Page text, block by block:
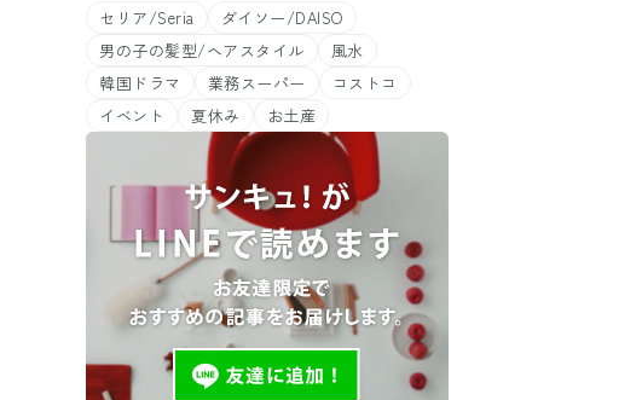
セリア/Seria
ダイソー/DAISO
男の子の髪型/ヘアスタイル
風水
韓国ドラマ
業務スーパー
コストコ
イベント
夏休み お土産